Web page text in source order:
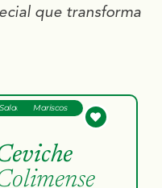
que transforma
Salado Mariscos